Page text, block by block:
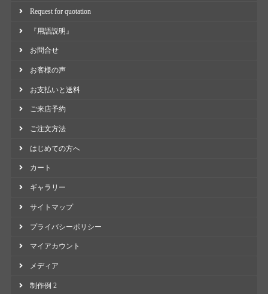
Request for quotation
『用語説明』
お問合せ
お客様の声
お支払いと送料
ご来店予約
ご注文方法
はじめての方へ
カート
ギャラリー
サイトマップ
プライバシーポリシー
マイアカウント
メディア
制作例 2